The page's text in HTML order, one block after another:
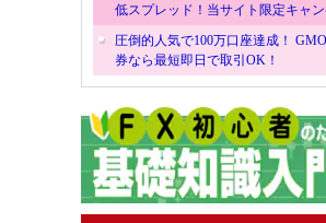
低スプレッド！当サイト限定キャ
圧倒的人気で100万口座達成！
券なら最短即日で取引OK！